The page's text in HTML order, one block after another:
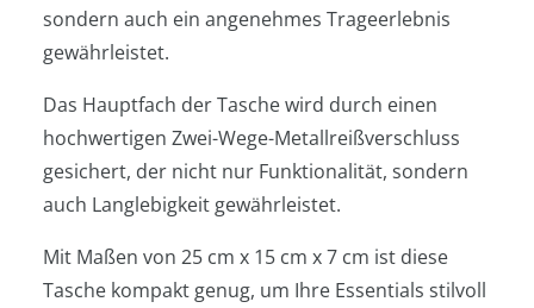
sondern auch ein angenehmes Trageerlebnis
gewährleistet.
Das Hauptfach der Tasche wird durch einen
hochwertigen Zwei-Wege-Metallreißverschluss
gesichert, der nicht nur Funktionalität, sondern
auch Langlebigkeit gewährleistet.
Mit Maßen von 25 cm x 15 cm x 7 cm ist diese
Tasche kompakt genug, um Ihre Essentials stilvoll